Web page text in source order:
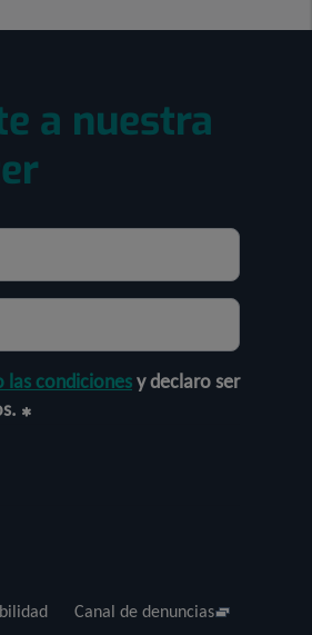
a nuestra
las condicionesy declaro ser
Canal de denuncias